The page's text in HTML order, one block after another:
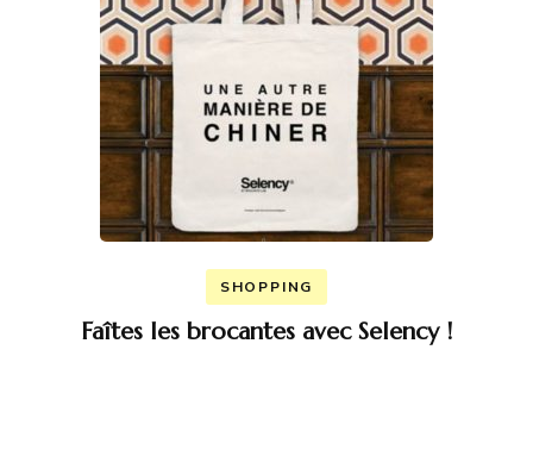
SHOPPING
Faîtes les brocantes avec Selency !